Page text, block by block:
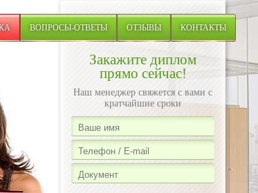
ВОПРОСЫ-ОТВЕТЫ ОТЗЫВЫ КОНТАКТЫ
Закажите диплом
прямо сейчас!
Наш менеджер свяжется с вами с
кратчайшие сроки